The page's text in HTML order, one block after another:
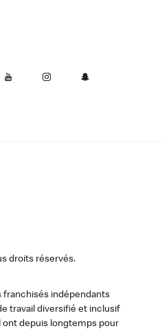
droits réservés.
franchisés indépendants
travail diversifié et inclusif
ont depuis longtemps pour